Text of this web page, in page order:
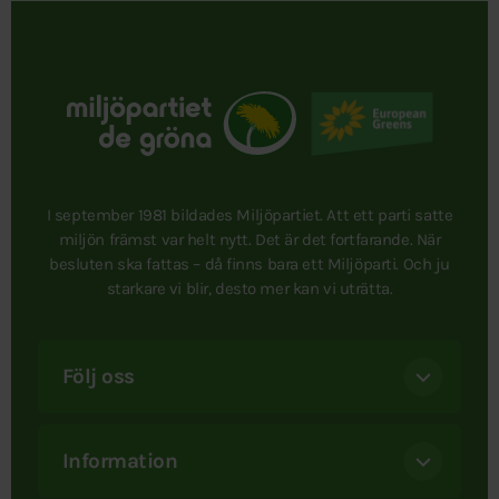
I september 1981 bildades Miljöpartiet. Att ett parti satte
miljön främst var helt nytt. Det är det fortfarande. När
besluten ska fattas – då finns bara ett Miljöparti. Och ju
starkare vi blir, desto mer kan vi uträtta.
Följ oss
Information